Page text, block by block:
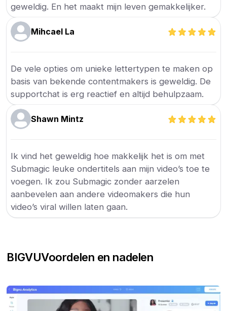
geweldig. En het maakt mijn leven gemakkelijker.
Mihcael La
De vele opties om unieke lettertypen te maken op
basis van bekende contentmakers is geweldig. De
supportchat is erg reactief en altijd behulpzaam.
Shawn Mintz
Ik vind het geweldig hoe makkelijk het is om met
Submagic leuke ondertitels aan mijn video’s toe te
voegen. Ik zou Submagic zonder aarzelen
aanbevelen aan andere videomakers die hun
video’s viral willen laten gaan.
BIGVUVoordelen en nadelen